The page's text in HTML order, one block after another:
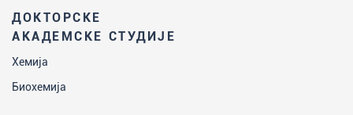
ДОКТОРСКЕ
АКАДЕМСКЕ СТУДИЈЕ
Хемија
Биохемија